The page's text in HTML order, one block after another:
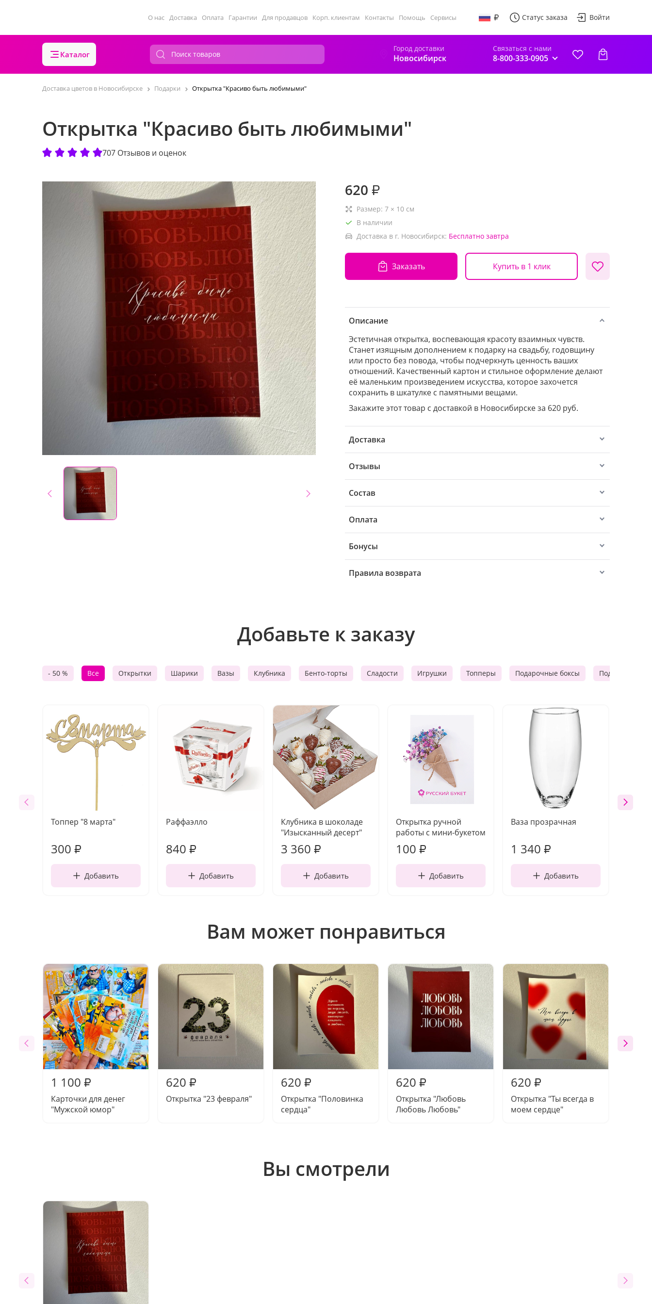
О нас Доставка Оплата Гарантии Для продавцов Корп. клиентам Контакты Помощь Сервисы Статус заказа Войти
Каталог
Город доставки
Новосибирск
Связаться с нами
8-800-333-0905
Доставка цветов в Новосибирске Подарки Открытка "Красиво быть любимыми"
Открытка "Красиво быть любимыми"
707 Отзывов и оценок
620 ₽
Размер: 7 × 10 см
В наличии
Доставка в г. Новосибирск: Бесплатно завтра
Заказать Купить в 1 клик
Описание
Эстетичная открытка, воспевающая красоту взаимных чувств.
Станет изящным дополнением к подарку на свадьбу, годовщину
или просто без повода, чтобы подчеркнуть ценность ваших
отношений. Качественный картон и стильное оформление делают
её маленьким произведением искусства, которое захочется
сохранить в шкатулке с памятными вещами.
Закажите этот товар с доставкой в Новосибирске за 620 руб.
Доставка
Отзывы
Состав
Оплата
Бонусы
Правила возврата
Добавьте к заказу
- 50 % Все Открытки Шарики Вазы Клубника Бенто-торты Сладости Игрушки Топперы Подарочные боксы Подарочные
Топпер "8 марта"
300 ₽
Добавить
Раффаэлло
840 ₽
Добавить
Клубника в шоколаде
"Изысканный десерт"
3 360 ₽
Добавить
Открытка ручной
работы с мини-букетом
100 ₽
Добавить
Ваза прозрачная
1 340 ₽
Добавить
Вам может понравиться
1 100 ₽
Карточки для денег
"Мужской юмор"
620 ₽
Открытка "23 февраля"
620 ₽
Открытка "Половинка
сердца"
620 ₽
Открытка "Любовь
Любовь Любовь"
620 ₽
Открытка "Ты всегда в
моем сердце"
Вы смотрели